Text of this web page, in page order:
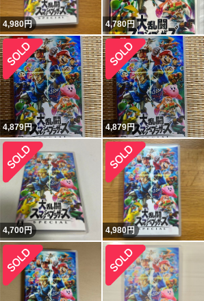
4,980円 4,780円
4,879円 4,879円
4,700円 4,980円